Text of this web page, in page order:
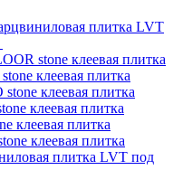
плитка LVT
stone клеевая плитка
клеевая плитка
клеевая плитка
клеевая плитка
клеевая плитка
клеевая плитка
плитка LVT под